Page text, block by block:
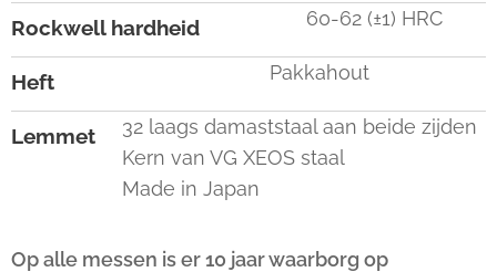
Rockwell hardheid 60-62 (±1) HRC
Heft Pakkahout
Lemmet
32 laags damaststaal aan beide zijden
Kern van VG XEOS staal
Made in Japan
Op alle messen is er 10 jaar waarborg op